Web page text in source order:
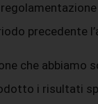
precedente
che abbiamo
i risultati